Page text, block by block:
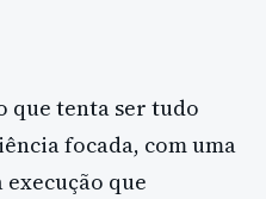
que tenta ser tudo
focada, com uma
que